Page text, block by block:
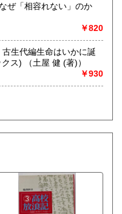
ぜ「相容れない」のか
￥820
生代編生命はいかに誕
生し、多様化したのか (ブルーバックス) （土屋 健 (著)）
￥930